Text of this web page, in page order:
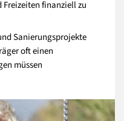
finanziell zu
Sanierungsprojekte
oft einen
müssen